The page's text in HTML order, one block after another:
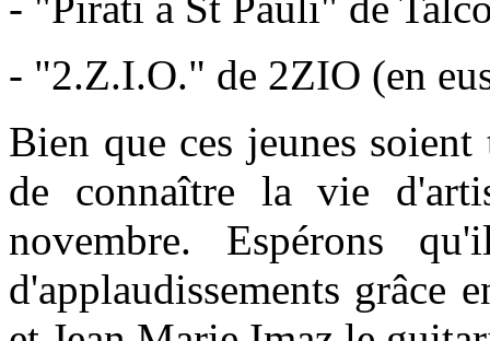
- "2.Z.I.O." de 2ZIO (en
Bien que ces jeunes
de connaître la vie
novembre. Espérons
d'applaudissements grâce